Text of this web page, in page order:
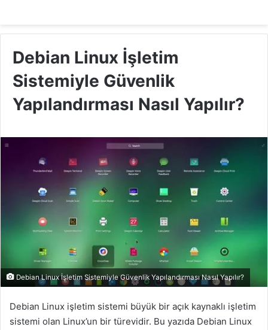
Debian Linux İşletim
Sistemiyle Güvenlik
Yapılandırması Nasıl Yapılır?
Debian Linux İşletim Sistemiyle Güvenlik Yapılandırması Nasıl Yapılır?
Debian Linux işletim sistemi büyük bir açık kaynaklı işletim
sistemi olan Linux’un bir türevidir. Bu yazıda Debian Linux